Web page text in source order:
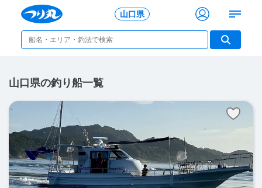
山口県
山口県の釣り船一覧